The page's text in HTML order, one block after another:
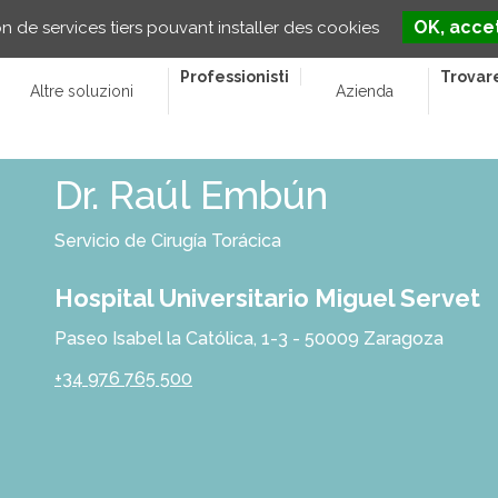
Altre soluzioni
Professionisti
Azienda
Dr. Raúl Embún
Servicio de Cirugía Torácica
Hospital Universitario Miguel Servet
Paseo Isabel la Católica, 1-3 - 50009 Zaragoza
+34 976 765 500
de services tiers pouvant installer des cookies OK,